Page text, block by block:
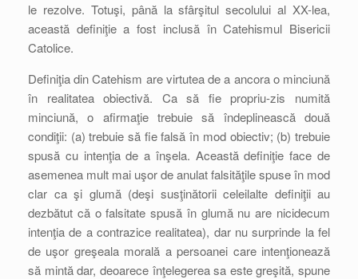
le rezolve. Totuşi, până la sfârşitul secolului al XX-lea,
această definiţie a fost inclusă în Catehismul Bisericii
Catolice.
Definiţia din Catehism are virtutea de a ancora o minciună
în realitatea obiectivă. Ca să fie propriu-zis numită
minciună, o afirmaţie trebuie să îndeplinească două
condiţii: (a) trebuie să fie falsă în mod obiectiv; (b) trebuie
spusă cu intenţia de a înşela. Această definiţie face de
asemenea mult mai uşor de anulat falsităţile spuse în mod
clar ca şi glumă (deşi susţinătorii celeilalte definiţii au
dezbătut că o falsitate spusă în glumă nu are nicidecum
intenţia de a contrazice realitatea), dar nu surprinde la fel
de uşor greşeala morală a persoanei care intenţionează
să mintă dar, deoarece înţelegerea sa este greşită, spune